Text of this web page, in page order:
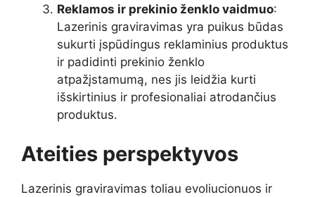
Reklamos ir prekinio ženklo vaidmuo:
Lazerinis graviravimas yra puikus būdas
sukurti įspūdingus reklaminius produktus
ir padidinti prekinio ženklo
atpažįstamumą, nes jis leidžia kurti
išskirtinius ir profesionaliai atrodančius
produktus.
Ateities perspektyvos
Lazerinis graviravimas toliau evoliucionuos ir